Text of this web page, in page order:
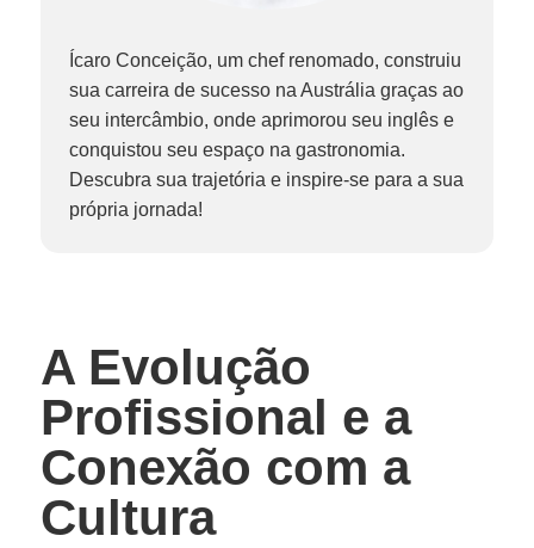
Ícaro Conceição, um chef renomado, construiu
sua carreira de sucesso na Austrália graças ao
seu intercâmbio, onde aprimorou seu inglês e
conquistou seu espaço na gastronomia.
Descubra sua trajetória e inspire-se para a sua
própria jornada!
A Evolução
Profissional e a
Conexão com a
Cultura